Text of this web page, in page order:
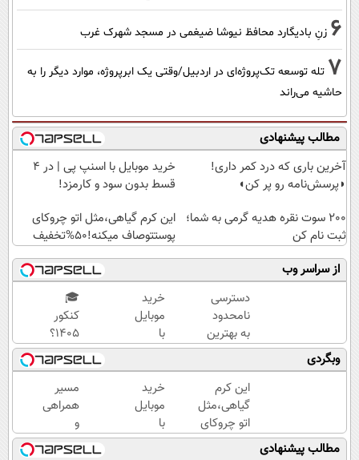
6 زنِ بادیگارد محافظ نیوشا ضیغمی در مسجد شهرک غرب
7 تله توسعه تک‌پروژه‌ای در اردبیل/وقتی یک ابرپروژه، موارد دیگر را به
حاشیه می‌راند
مطالب پیشنهادی
آخرین باری که درد کمر داری!
◗پرسش‌نامه رو پر کن◖
خرید موبایل با اسنپ پی | در ۴
قسط بدون سود و کارمزد!
200 سوت نقره هدیه گرمی به شما؛
ثبت نام کن
این کرم گیاهی،مثل اتو چروکای
پوستتوصاف میکنه!50%تخفیف
از سراسر وب
دسترسی
نامحدود
به بهترین
آموزش‌ها
تا روز
کنکور
خرید
موبایل
با
اسنپ
پی | در
۴
قسط
بدون
سود و
🎓
کنکور
۱۴۰5؟
ماز
تابستون
و تو یک
هفتع
جمع
میکنه
وبگردی
این کرم
گیاهی،مثل
اتو چروکای
پوستتوصاف
خرید
موبایل
با
اسنپ
مسیر
همراهی
و
گزارش
مطالب پیشنهادی